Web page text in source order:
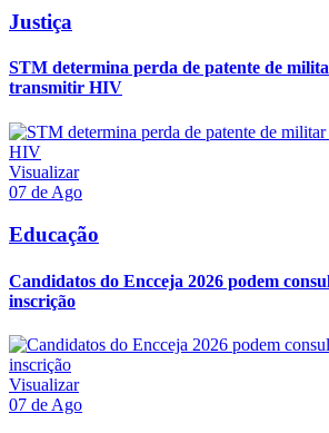
Justiça
STM determina perda de patente de
transmitir HIV
Visualizar
07 de Ago
Educação
Candidatos do Encceja 2026 podem
inscrição
Visualizar
07 de Ago